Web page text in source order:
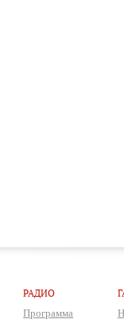
РАДИО
Программа